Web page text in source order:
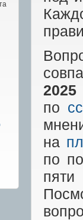
2025
по
на
по